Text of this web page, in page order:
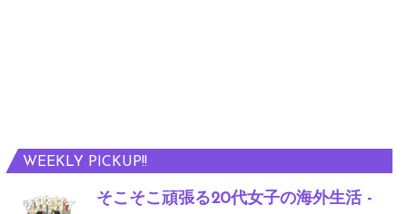
WEEKLY PICKUP!!
そこそこ頑張る20代女子の海外生活 -